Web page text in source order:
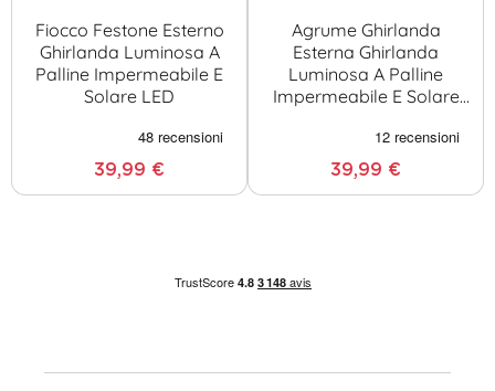
Fiocco Festone Esterno
Ghirlanda Luminosa A
Palline Impermeabile E
Solare LED
39,99 €
Agrume Ghirlanda
Esterna Ghirlanda
Luminosa A Palline
Impermeabile E Solare
39,99 €